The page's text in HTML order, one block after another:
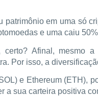
patrimônio em uma só
e uma caiu
Afinal, mesmo
Por isso, a
e Ethereum (ETH),
a sua carteira positiva